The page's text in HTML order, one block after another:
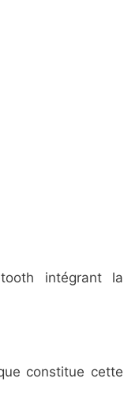
intégrant la
constitue cette